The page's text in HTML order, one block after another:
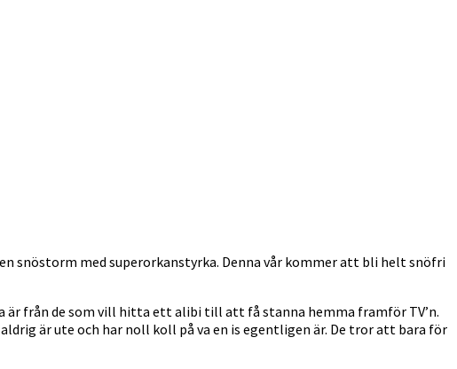
snöstorm med superorkanstyrka. Denna vår kommer att bli helt snöfri
är från de som vill hitta ett alibi till att få stanna hemma framför TV’n.
är ute och har noll koll på va en is egentligen är. De tror att bara för